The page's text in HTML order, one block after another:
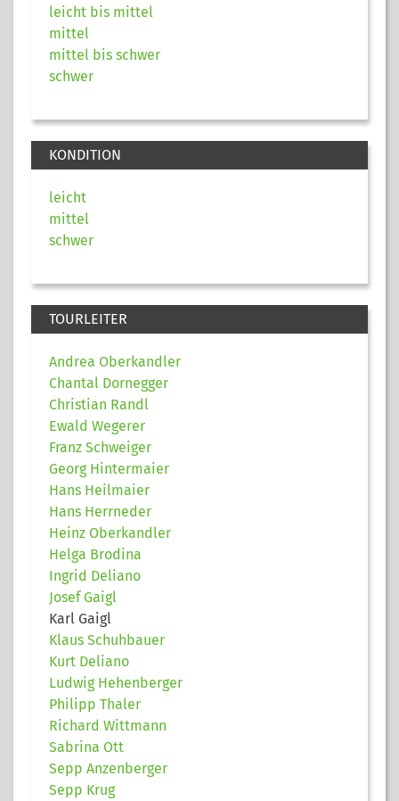
leicht bis mittel
mittel
mittel bis schwer
schwer
KONDITION
leicht
mittel
schwer
TOURLEITER
Andrea Oberkandler
Chantal Dornegger
Christian Randl
Ewald Wegerer
Franz Schweiger
Georg Hintermaier
Hans Heilmaier
Hans Herrneder
Heinz Oberkandler
Helga Brodina
Ingrid Deliano
Josef Gaigl
Karl Gaigl
Klaus Schuhbauer
Kurt Deliano
Ludwig Hehenberger
Philipp Thaler
Richard Wittmann
Sabrina Ott
Sepp Anzenberger
Sepp Krug